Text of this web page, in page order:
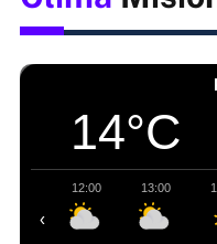
14°C
12:00 13:00
‹